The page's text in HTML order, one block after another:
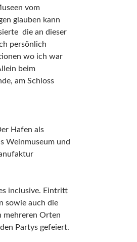
vom
glauben kann
die an dieser
persönlich
wo ich war
beim
am Schloss
Hafen als
Weinmuseum und
inclusive. Eintritt
sowie auch die
mehreren Orten
Partys gefeiert.